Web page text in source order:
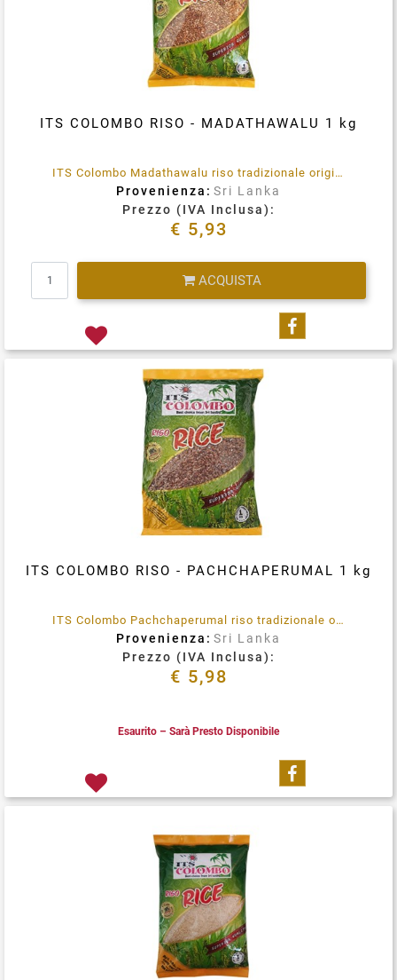
ITS COLOMBO RISO - MADATHAWALU 1 kg
ITS Colombo Madathawalu riso tradizionale originario dello Sri Lanka.
Provenienza: Sri Lanka
Prezzo (IVA Inclusa):
€ 5,93
ACQUISTA
Condividi su
ITS COLOMBO RISO - PACHCHAPERUMAL 1 kg
ITS Colombo Pachchaperumal riso tradizionale originario dello Sri Lanka.
Provenienza: Sri Lanka
Prezzo (IVA Inclusa):
€ 5,98
Esaurito – Sarà Presto Disponibile
Condividi su